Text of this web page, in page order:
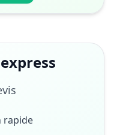
rapide